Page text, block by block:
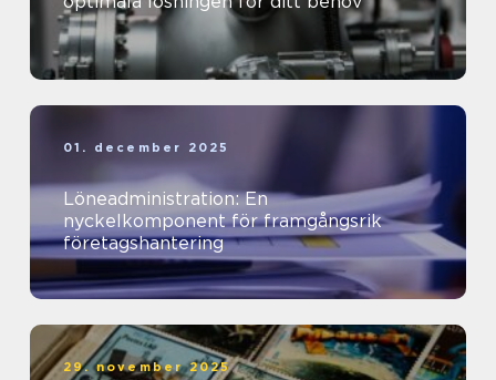
01. december 2025
Löneadministration: En
nyckelkomponent för framgångsrik
företagshantering
29. november 2025